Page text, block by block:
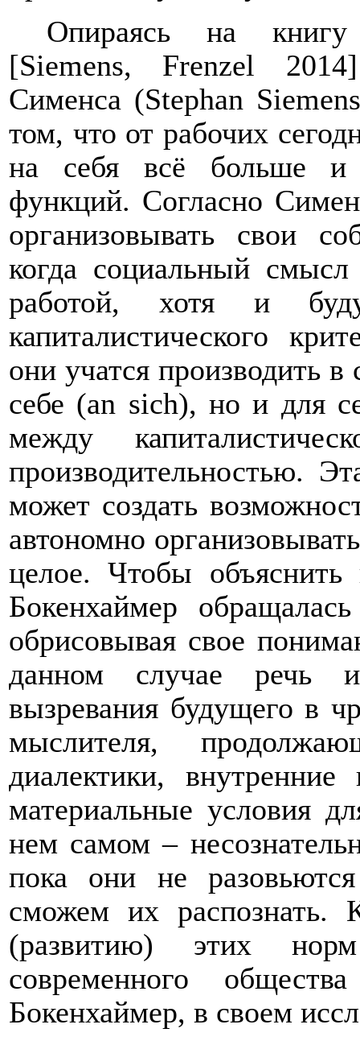
Опираясь на
[Siemens, Frenzel
Сименса (Stephan
том, что от рабочих
на себя всё больше и
функций. Согласно
организовывать свои
когда социальный
работой, хотя и
капиталистического
они учатся производить
себе (an sich), но и для
между
производительностью.
может создать
автономно
целое. Чтобы
Бокенхаймер
обрисовывая свое
данном случае речь
вызревания будущего в
мыслителя,
диалектики, внутренние
материальные условия
нем самом –
пока они не
сможем их распознать.
(развитию) этих
современного
Бокенхаймер, в своем